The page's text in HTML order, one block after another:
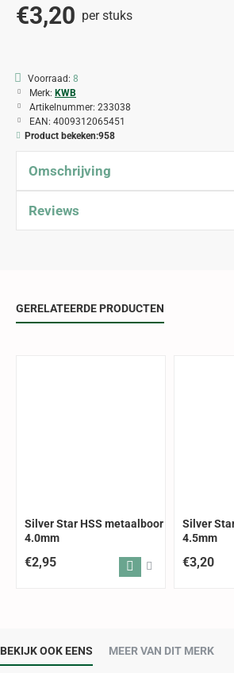
€3,20 per stuks
Voorraad: 8
Merk: KWB
Artikelnummer: 233038
EAN: 4009312065451
Product bekeken:958
Omschrijving
Reviews
GERELATEERDE PRODUCTEN
Silver Star HSS metaalboor
4.0mm
€2,95
Silver
4.5mm
€3,20
BEKIJK OOK EENS MEER VAN DIT MERK